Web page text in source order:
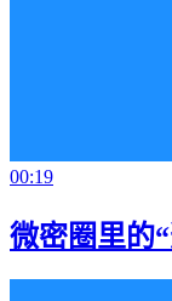
00:19
微密圈里的